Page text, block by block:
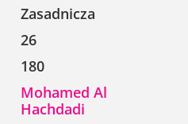
Zasadnicza
26
180
Mohamed Al
Hachdadi